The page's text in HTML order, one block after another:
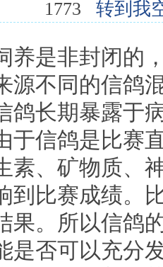
1773 转到我
养是非封闭的
源不同的信鸽
鸽长期暴露于
于信鸽是比赛
素、矿物质、
到比赛成绩。
果。所以信鸽
是否可以充分